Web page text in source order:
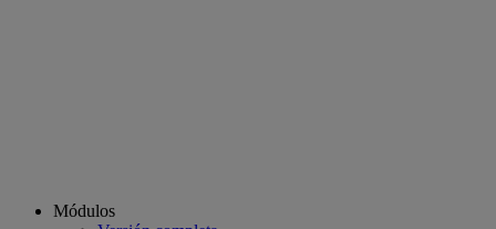
Módulos